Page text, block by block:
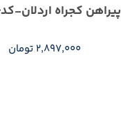
پیراهن کجراه اردلان-کد5356
2,897,000 تومان